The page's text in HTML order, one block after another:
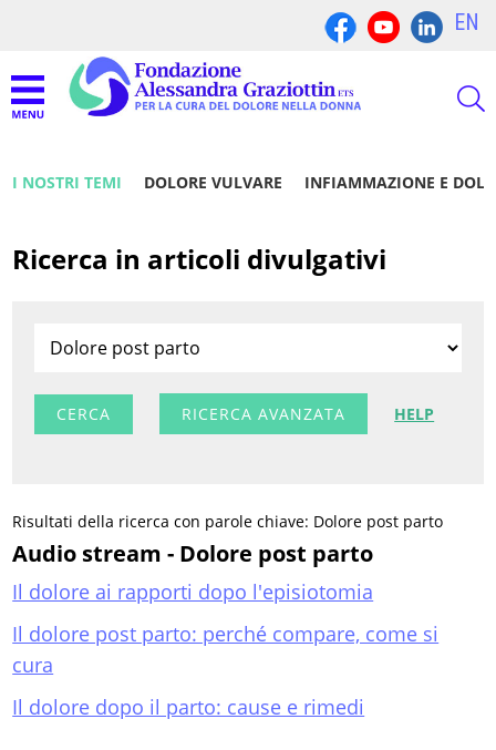
EN
I NOSTRI TEMI DOLORE VULVARE INFIAMMAZIONE E
Ricerca in articoli divulgativi
RICERCA AVANZATA HELP
Risultati della ricerca con parole chiave: Dolore post parto
Audio stream - Dolore post parto
Il dolore ai rapporti dopo l'episiotomia
Il dolore post parto: perché compare, come si
cura
Il dolore dopo il parto: cause e rimedi